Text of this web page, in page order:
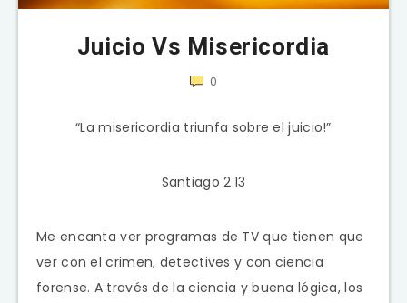
Juicio Vs Misericordia
0
“La misericordia triunfa sobre el juicio!”
Santiago 2.13
Me encanta ver programas de TV que tienen que
ver con el crimen, detectives y con ciencia
forense. A través de la ciencia y buena lógica, los